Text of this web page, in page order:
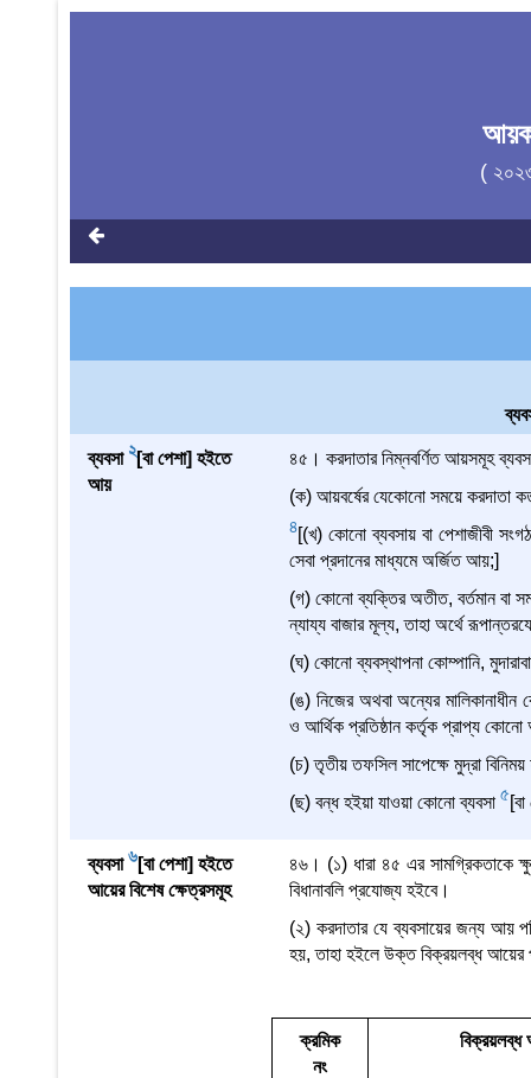
(
ব্যবসা 2[বা পেশা] হইতে
আয়
৪৫। করদাতার নিম্নবর্ণিত আয়সমূহ
(ক) আয়বর্ষের যেকোনো সময়ে করদাতা
4[(খ) কোনো ব্যবসায় বা পেশাজীবী
সেবা প্রদানের মাধ্যমে অর্জিত আয়;]
(গ) কোনো ব্যক্তির অতীত, বর্তমান বা
ন্যায্য বাজার মূল্য, তাহা অর্থে
(ঘ) কোনো ব্যবস্থাপনা কোম্পানি,
(ঙ) নিজের অথবা অন্যের মালিকানাধীন
ও আর্থিক প্রতিষ্ঠান কর্তৃক প্রাপ্য কোনো
(চ) তৃতীয় তফসিল সাপেক্ষে মুদ্রা
(ছ) বন্ধ হইয়া যাওয়া কোনো ব্যবসা5
ব্যবসা6[বা পেশা] হইতে
আয়ের বিশেষ ক্ষেত্রসমূহ
৪৬। (১) ধারা ৪৫ এর সামগ্রিকতাকে
বিধানাবলি প্রযোজ্য হইবে।
(২) করদাতার যে ব্যবসায়ের জন্য আয়
হয়, তাহা হইলে উক্ত বিক্রয়লব্ধ আয়ের
ক্রমিক
নং
বিক্রয়লব্ধ